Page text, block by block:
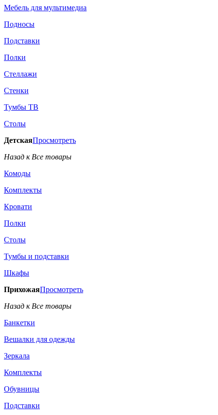
Мебель для мультимедиа
Подносы
Подставки
Полки
Стеллажи
Стенки
Тумбы ТВ
Столы
ДетскаяПросмотреть
Назад к Все товары
Комоды
Комплекты
Кровати
Полки
Столы
Тумбы и подставки
Шкафы
ПрихожаяПросмотреть
Назад к Все товары
Банкетки
Вешалки для одежды
Зеркала
Комплекты
Обувницы
Подставки